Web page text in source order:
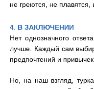
не греются, не
4 В ЗАКЛЮЧЕНИИ
Нет однозначного
лучше. Каждый сам
предпочтений и привычек.
Но, на наш взгляд,